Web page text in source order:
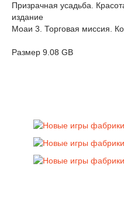
Призрачная усадьба.
издание
Моаи 3. Торговая миссия.
Размер 9.08 GB